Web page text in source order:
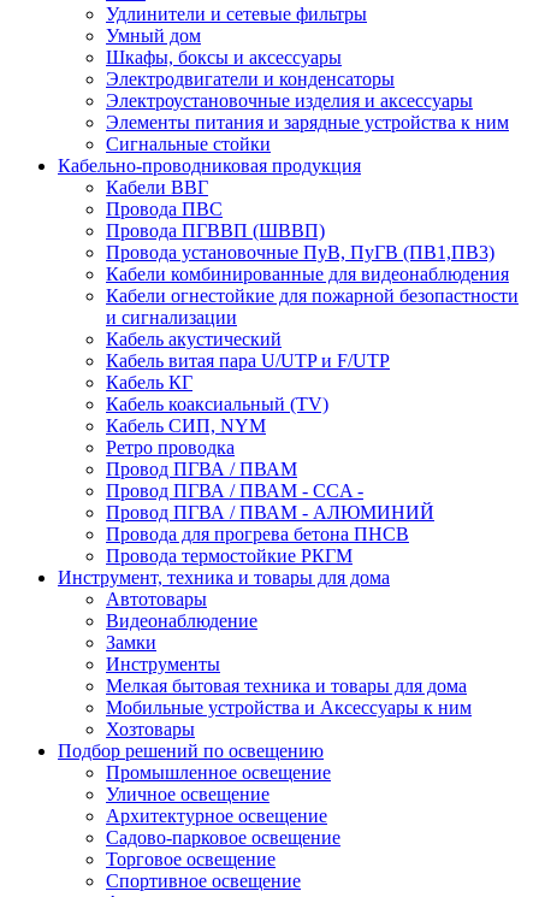
Удлинители и сетевые фильтры
Умный дом
Шкафы, боксы и аксессуары
Электродвигатели и конденсаторы
Электроустановочные изделия и аксессуары
Элементы питания и зарядные устройства к ним
Сигнальные стойки
Кабельно-проводниковая продукция
Кабели ВВГ
Провода ПВС
Провода ПГВВП (ШВВП)
Провода установочные ПуВ, ПуГВ (ПВ1,ПВ3)
Кабели комбинированные для видеонаблюдения
Кабели огнестойкие для пожарной безопастности
и сигнализации
Кабель акустический
Кабель витая пара U/UTP и F/UTP
Кабель КГ
Кабель коаксиальный (TV)
Кабель СИП, NYM
Ретро проводка
Провод ПГВА / ПВАМ
Провод ПГВА / ПВАМ - CCA -
Провод ПГВА / ПВАМ - АЛЮМИНИЙ
Провода для прогрева бетона ПНСВ
Провода термостойкие РКГМ
Инструмент, техника и товары для дома
Автотовары
Видеонаблюдение
Замки
Инструменты
Мелкая бытовая техника и товары для дома
Мобильные устройства и Аксессуары к ним
Хозтовары
Подбор решений по освещению
Промышленное освещение
Уличное освещение
Архитектурное освещение
Садово-парковое освещение
Торговое освещение
Спортивное освещение